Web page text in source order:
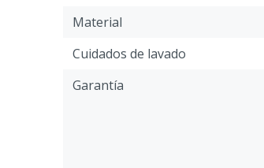
Material
Cuidados de lavado
Garantía